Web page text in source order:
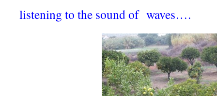
listening to the sound of waves….